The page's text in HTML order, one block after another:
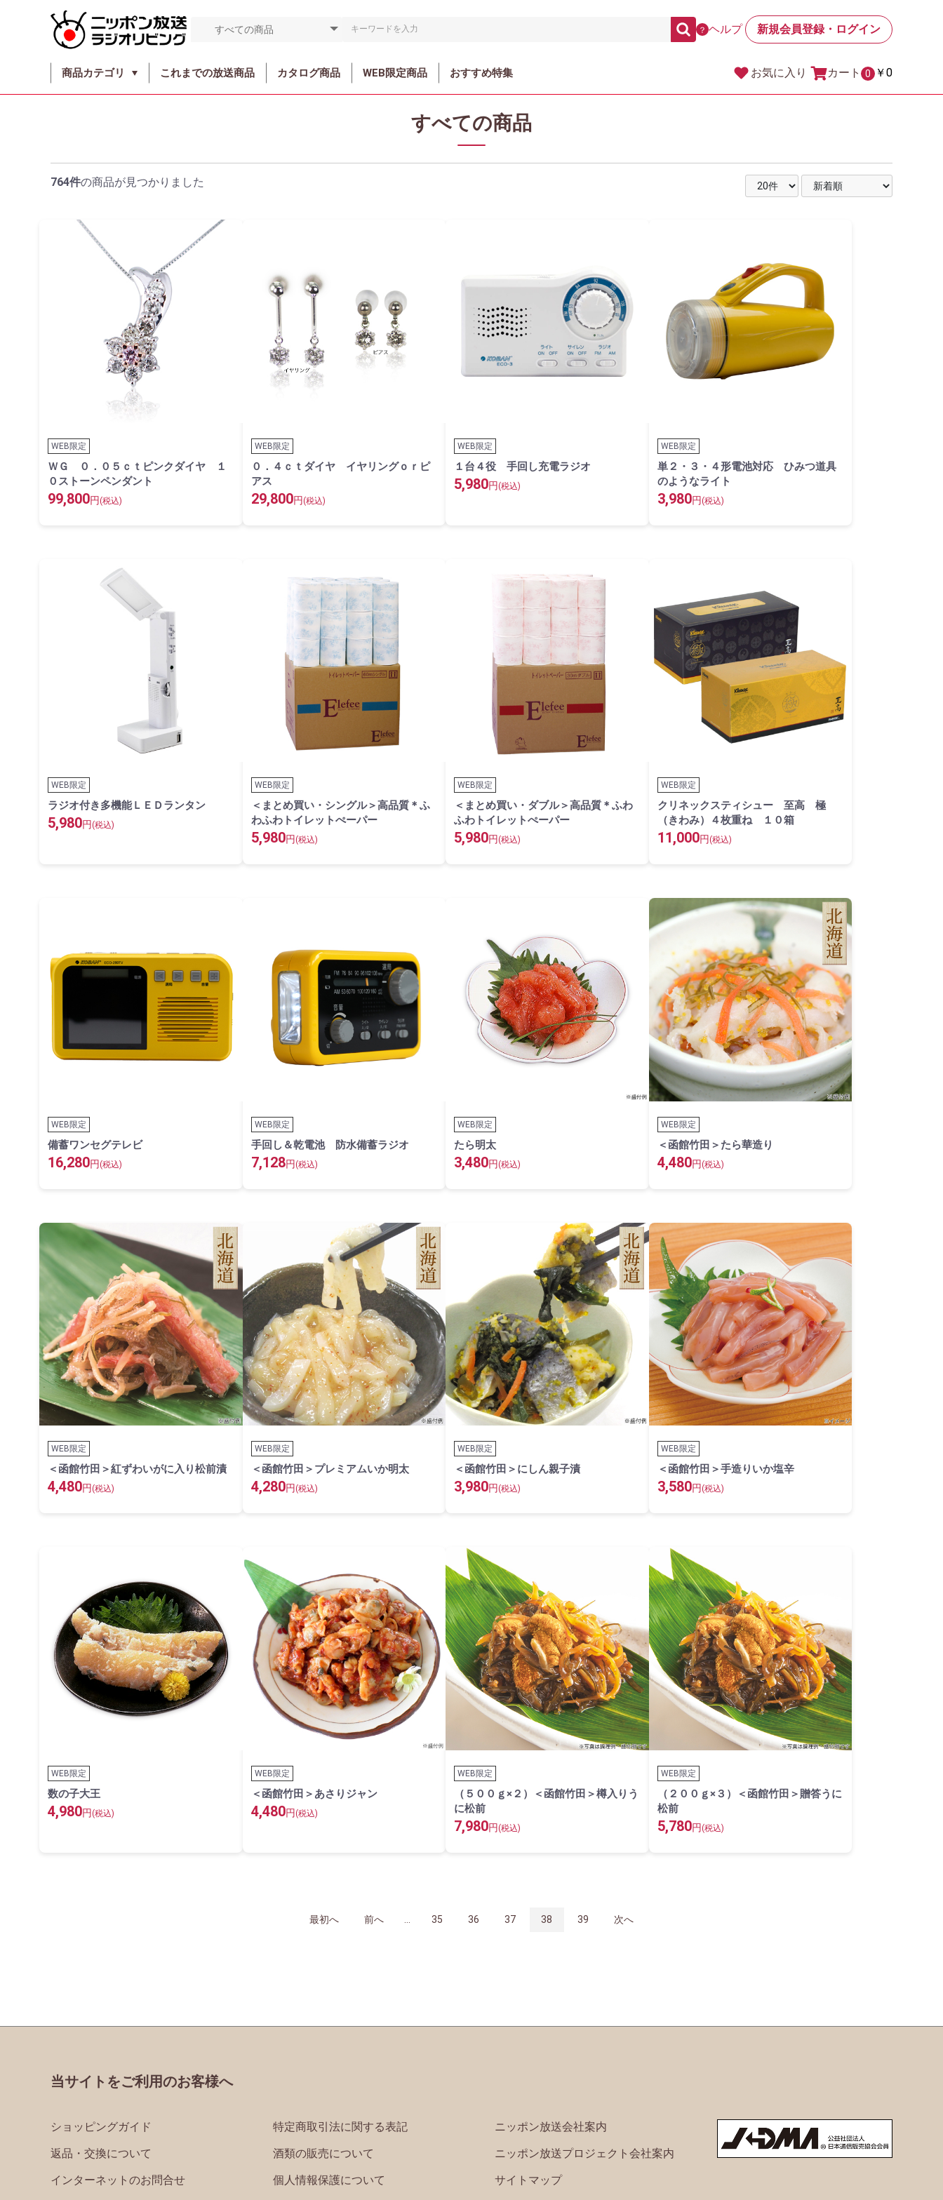
？ ヘルプ 新規会員登録・ログイン
商品カテゴリ これまでの放送商品 カタログ商品 WEB限定商品 おすすめ特集 お気に入り カート 0 ￥0
すべての商品
764件の商品が見つかりました
WEB限定
ＷＧ ０．０５ｃｔピンクダイヤ １
０ストーンペンダント
99,800円(税込)
WEB限定
０．４ｃｔダイヤ イヤリングｏｒピ
アス
29,800円(税込)
WEB限定
１台４役 手回し充電ラジオ
5,980円(税込)
WEB限定
単２・３・４形電池対応 ひみつ道具
のようなライト
3,980円(税込)
WEB限定
ラジオ付き多機能ＬＥＤランタン
5,980円 (税込)
WEB限定
＜まとめ買い・シングル＞高品質＊ふ
わふわトイレットぺーパー
5,980円 (税込)
WEB限定
＜まとめ買い・ダブル＞高品質＊ふわ
ふわトイレットぺーパー
5,980円 (税込)
WEB限定
クリネックスティシュー 至高 極
（きわみ）４枚重ね １０箱
11,000円 (税込)
WEB限定
備蓄ワンセグテレビ
16,280円(税込)
WEB限定
手回し＆乾電池 防水備蓄ラジオ
7,128円(税込)
WEB限定
たら明太
3,480円(税込)
WEB限定
＜函館竹田＞たら華造り
4,480円(税込)
WEB限定
＜函館竹田＞紅ずわいがに入り松前漬
4,480円 (税込)
WEB限定
＜函館竹田＞プレミアムいか明太
4,280円 (税込)
WEB限定
＜函館竹田＞にしん親子漬
3,980円 (税込)
WEB限定
＜函館竹田＞手造りいか塩辛
3,580円 (税込)
WEB限定
数の子大王
4,980円(税込)
WEB限定
＜函館竹田＞あさりジャン
4,480円(税込)
WEB限定
（５００ｇ×２）＜函館竹田＞樽入りう
に松前
7,980円(税込)
WEB限定
（２００ｇ×３）＜函館竹田＞贈答うに
松前
5,780円(税込)
最初へ 前へ 35 36 37 38 39 次へ
当サイトをご利用のお客様へ
ショッピングガイド
返品・交換について
インターネットのお問合せ
特定商取引法に関する表記
酒類の販売について
個人情報保護について
ニッポン放送会社案内
ニッポン放送プロジェクト会社案内
サイトマップ